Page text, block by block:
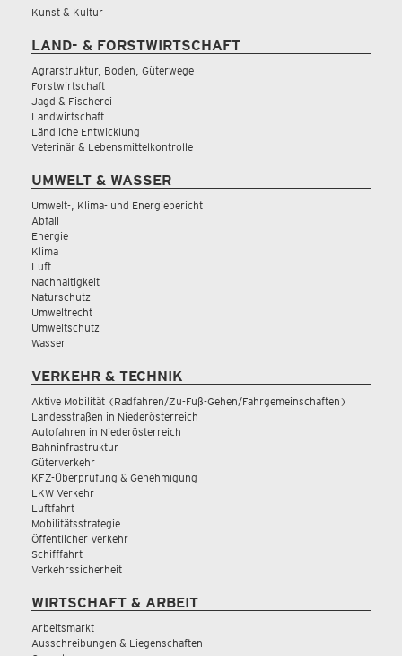
Kunst & Kultur
LAND- & FORSTWIRTSCHAFT
Agrarstruktur, Boden, Güterwege
Forstwirtschaft
Jagd & Fischerei
Landwirtschaft
Ländliche Entwicklung
Veterinär & Lebensmittelkontrolle
UMWELT & WASSER
Umwelt-, Klima- und Energiebericht
Abfall
Energie
Klima
Luft
Nachhaltigkeit
Naturschutz
Umweltrecht
Umweltschutz
Wasser
VERKEHR & TECHNIK
Aktive Mobilität (Radfahren/Zu-Fuß-Gehen/Fahrgemeinschaften)
Landesstraßen in Niederösterreich
Autofahren in Niederösterreich
Bahninfrastruktur
Güterverkehr
KFZ-Überprüfung & Genehmigung
LKW Verkehr
Luftfahrt
Mobilitätsstrategie
Öffentlicher Verkehr
Schifffahrt
Verkehrssicherheit
WIRTSCHAFT & ARBEIT
Arbeitsmarkt
Ausschreibungen & Liegenschaften